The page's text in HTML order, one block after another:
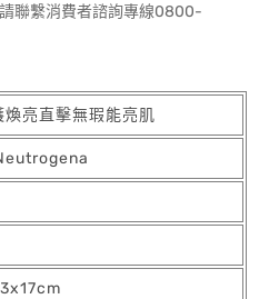
聯繫消費者諮詢專線0800-
煥亮直擊無瑕能亮肌